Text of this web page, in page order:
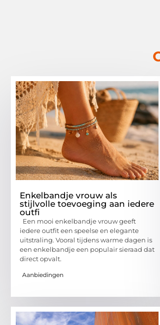
Enkelbandje vrouw als
stijlvolle toevoeging aan iedere
outfi
Een mooi enkelbandje vrouw geeft
iedere outfit een speelse en elegante
uitstraling. Vooral tijdens warme dagen is
een enkelbandje een populair sieraad dat
direct opvalt.
Aanbiedingen